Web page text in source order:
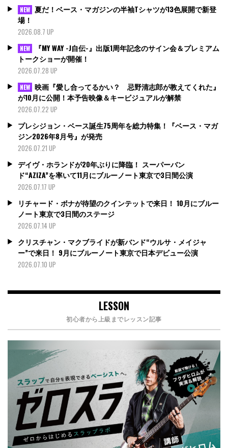
NEW 夏だ！ベース・マガジンの半袖Tシャツが13色展開で新登
場！
2026.08.7 UP
NEW
『MY WAY -J自伝-』出版1周年記念のサイン会＆プレミアム
トークショーが開催！
2026.07.28 UP
NEW 映画『愛し合ってるかい？ 忌野清志郎が教えてくれた』
が10月に公開！本予告映像＆キービジュアルが解禁
2026.07.22 UP
プレシジョン・ベース誕生75周年を総力特集！『ベース・マガ
ジン2026年8月号』が発売
2026.07.21 UP
デイヴ・ホランドが20年ぶりに降臨！ スーパーバン
ド“AZIZA”を率いて11月にブルーノート東京で3日間公演
2026.07.17 UP
リチャード・ボナが待望のクインテットで来日！ 10月にブルー
ノート東京で3日間のステージ
2026.07.14 UP
クリスチャン・マクブライドが新バンド“ウルサ・メイジャ
ー”で来日！ 9月にブルーノート東京で日本デビュー公演
2026.07.10 UP
LESSON
初心者から上級までレッスン記事